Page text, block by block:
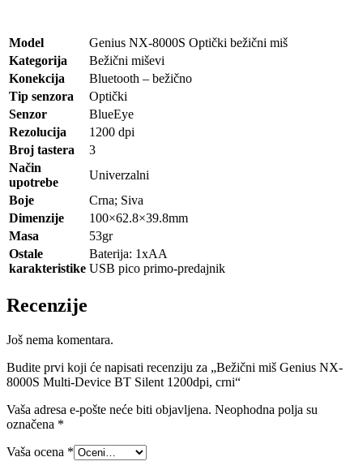
Model
Genius NX-8000S Optički bežični miš
Kategorija
Bežični miševi
Konekcija
Bluetooth – bežično
Tip senzora
Optički
Senzor
BlueEye
Rezolucija
1200 dpi
Broj tastera
3
Način
upotrebe
Univerzalni
Boje
Crna; Siva
Dimenzije
100×62.8×39.8mm
Masa
53gr
Ostale
karakteristike
Baterija: 1xAA
USB pico primo-predajnik
Recenzije
Još nema komentara.
Budite prvi koji će napisati recenziju za „Bežični miš Genius NX-
8000S Multi-Device BT Silent 1200dpi, crni“
Vaša adresa e-pošte neće biti objavljena. Neophodna polja su
označena *
Vaša ocena *